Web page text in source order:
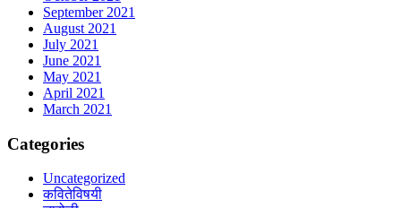
September 2021
August 2021
July 2021
June 2021
May 2021
April 2021
March 2021
Categories
Uncategorized
कवितेविषयी